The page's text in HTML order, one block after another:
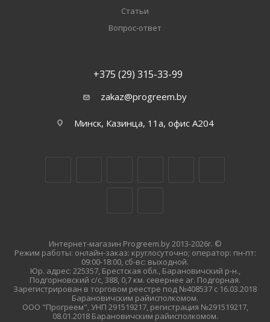
Статьи
Вопрос-ответ
+375 (29) 315-33-99
zakaz@progreem.by
Минск, Казинца, 11а, офис А204
Интернет-магазин Progreem.by 2013-2026г. ©
Режим работы: онлайн-заказ: круглосуточно; оператор: пн-пт:
09:00-18:00, сб-вс: выходной.
Юр. адрес: 225357, Брестская обл., Барановичский р-н.,
Подгорновский с/с, 388, 0,7 км. севернее аг. Подгорная.
Зарегистрирован в торговом реестре под №408537 с 16.03.2018
Барановичским райисполкомом.
ООО "Прогреем", УНП 291519217, регистрация №291519217,
08.01.2018 Барановичским райисполкомом.